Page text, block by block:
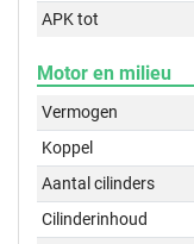
APK tot
Motor en milieu
Vermogen
Koppel
Aantal cilinders
Cilinderinhoud